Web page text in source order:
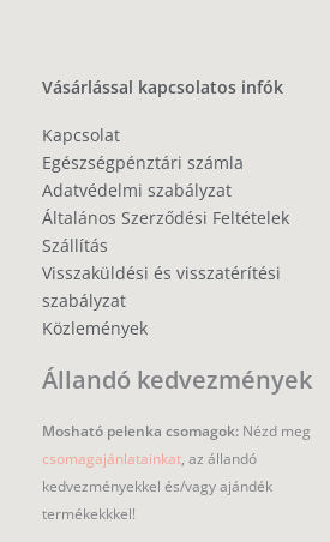
Vásárlással kapcsolatos infók
Kapcsolat
Egészségpénztári számla
Adatvédelmi szabályzat
Általános Szerződési Feltételek
Szállítás
Visszaküldési és visszatérítési
szabályzat
Közlemények
Állandó kedvezmények
Mosható pelenka csomagok: Nézd meg
csomagajánlatainkat, az állandó
kedvezményekkel és/vagy ajándék
termékekkkel!